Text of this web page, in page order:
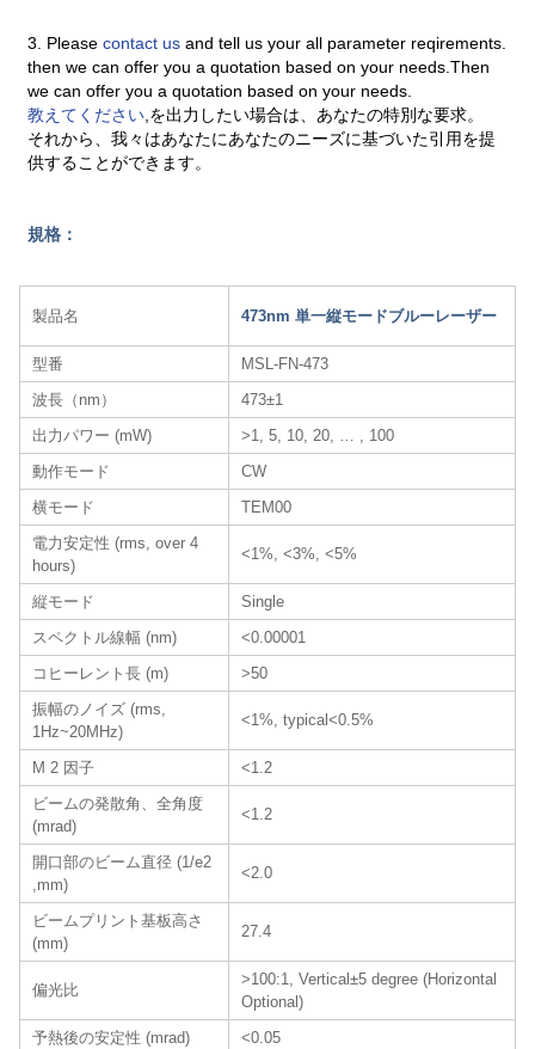
3. Pleasecontact usand tell us your all parameter reqirements.
then we can offer you a quotation based on your needs.Then
we can offer you a quotation based on your needs.
教えてください ,を出力したい場合は、あなたの特別な要求。
それから、我々はあなたにあなたのニーズに基づいた引用を提
供することができます。
規格：
製品名 473nm 単一縦モードブルーレーザー
型番
MSL-FN-473
波長（nm）
473±1
出力パワー (mW)
>1, 5, 10, 20, … , 100
動作モード
CW
横モード
TEM00
電力安定性 (rms, over 4
hours)
<1%, <3%, <5%
縦モード
Single
スペクトル線幅 (nm)
<0.00001
コヒーレント長 (m)
>50
振幅のノイズ (rms,
1Hz~20MHz)
<1%, typical<0.5%
M 2 因子
<1.2
ビームの発散角、全角度
(mrad)
<1.2
開口部のビーム直径 (1/e2
,mm)
<2.0
ビームプリント基板高さ
(mm)
27.4
偏光比
>100:1, Vertical±5 degree (Horizontal
Optional)
予熱後の安定性 (mrad)
<0.05